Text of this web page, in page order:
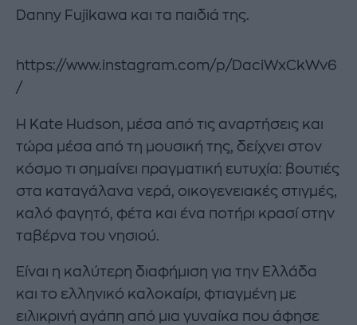
Danny Fujikawa και τα παιδιά της.
https://www.instagram.com/p/DaciWxCkWv6
/
Η Kate Hudson, μέσα από τις αναρτήσεις και
τώρα μέσα από τη μουσική της, δείχνει στον
κόσμο τι σημαίνει πραγματική ευτυχία: βουτιές
στα καταγάλανα νερά, οικογενειακές στιγμές,
καλό φαγητό, φέτα και ένα ποτήρι κρασί στην
ταβέρνα του νησιού.
Είναι η καλύτερη διαφήμιση για την Ελλάδα
και το ελληνικό καλοκαίρι, φτιαγμένη με
ειλικρινή αγάπη από μια γυναίκα που άφησε